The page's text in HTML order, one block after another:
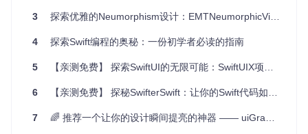
搜索和活动跟踪：搜索仓库，获取用户活动信息。
进行Git操作。
这些功能使得Github.swift成为开发GitHub相关应用的理想选
需要与GitHub API交互。
项目特点
3 探索优雅的Neumorphism设计：EMTNeumorphicView
4 探索Swift编程的奥秘：一份初学者必读的指南
5 【亲测免费】 探索SwiftUI的无限可能：SwiftUIX项目深度解析
6 【亲测免费】 探秘SwifterSwift：让你的Swift代码如虎添翼！
7 🌈 推荐一个让你的设计瞬间提亮的神器 —— uiGradients